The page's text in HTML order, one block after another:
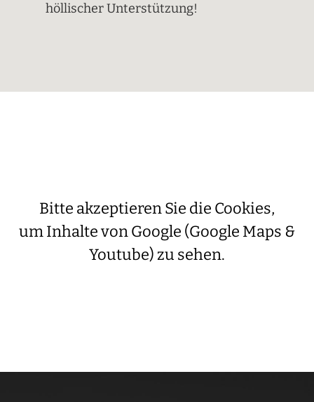
höllischer Unterstützung!
Bitte akzeptieren Sie die Cookies,
um Inhalte von Google (Google Maps &
Youtube) zu sehen.